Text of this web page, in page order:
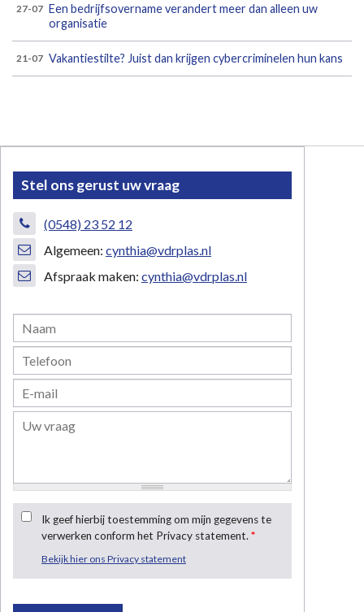
27-07 Een bedrijfsovername verandert meer dan alleen uw
organisatie
21-07 Vakantiestilte? Juist dan krijgen cybercriminelen hun kans
Stel ons gerust uw vraag
(0548) 23 52 12
Algemeen: cynthia@vdrplas.nl
Afspraak maken: cynthia@vdrplas.nl
Ik geef hierbij toestemming om mijn gegevens te
verwerken conform het Privacy statement.*
Bekijk hier ons Privacy statement